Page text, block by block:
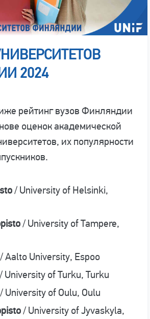
2024
рейтинг вузов Финляндии
оценок академической
их популярности
/ University of Helsinki,
/ University of Tampere,
/ Aalto University, Espoo
/ University of Turku, Turku
/ University of Oulu, Oulu
/ University of Jyvaskyla,